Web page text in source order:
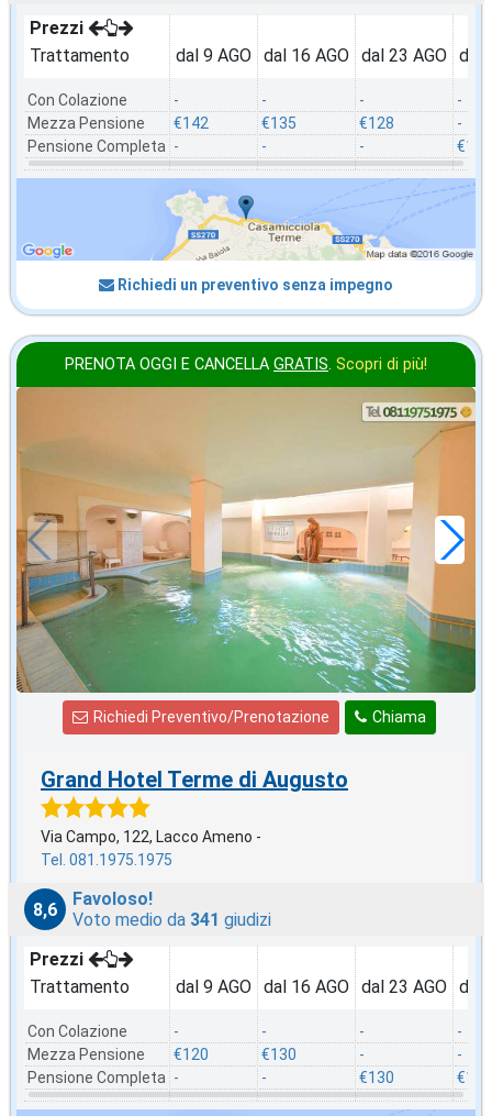
Prezzi
Trattamento
Con Colazione
Mezza Pensione
Pensione Completa
dal 9 AGO
-
€142
-
dal 16 AGO
-
€135
-
dal 23 AGO
-
€128
-
dal
-
-
€121
Richiedi un preventivo senza impegno
PRENOTA OGGI E CANCELLA GRATIS. Scopri di più!
2026 FERRAGOSTO
in offerta da
€120,00
a notte
Chiama
Richiedi Preventivo/Prenotazione
Grand Hotel Terme di Augusto
Via Campo, 122, Lacco Ameno -
Tel. 081.1975.1975
8,6
Favoloso!
Voto medio da 341 giudizi
Prezzi
Trattamento
Con Colazione
Mezza Pensione
Pensione Completa
dal 9 AGO
-
€120
-
dal 16 AGO
-
€130
-
dal 23 AGO
-
-
€130
dal
-
-
€107